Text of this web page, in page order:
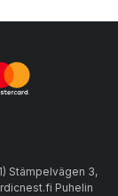
Stämpelvägen 3,
Puhelin